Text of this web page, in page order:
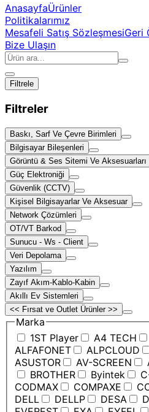
AnasayfaÜrünler
Politikalarımız
Mesafeli Satış SözleşmesiGeri
Bize Ulaşın
Filtrele
Filtreler
Baskı, Sarf Ve Çevre Birimleri
Bilgisayar Bileşenleri
Görüntü & Ses Sitemi Ve Aksesuarları
Güç Elektroniği
Güvenlik (CCTV)
Kişisel Bilgisayarlar Ve Aksesuar
Network Çözümleri
OT/VT Barkod
Sunucu - Ws - Client
Veri Depolama
Yazılım
Zayıf Akım-Kablo-Kabin
Akıllı Ev Sistemleri
<< Fırsat ve Outlet Ürünler >>
Marka
1ST Player
A4 TECH
ALFAFONET
ALPCLOUD
ASUSTOR
AV-SCREEN
BROTHER
Byintek
CODMAX
COMPAXE
DELL
DELLP DESA